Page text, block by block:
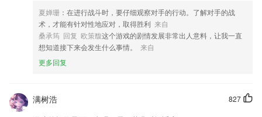
享受优质早教资源。
5.不管是传统的 Web 开发、PC 软件开发、Linux 运维，还是当下火热的
机器学习、大数据分析、网络爬虫，Python 都能胜任。
6.全面的文书申请材料、历年文书主题、文书写作技巧等，你可以进行文
线上德扑网更新了什么?
交易员对B客户订单可进行发货取消动作
夏婵珊 ：在进行战斗时，要仔细观察对手的行动。了解对手的战
术，才能有针对性地应对，取得胜利 来自
桑承筠 回复 欧策馥这个游戏的剧情发展非常出人意料，让我一直
想知道接下来会发生什么事情。
来自
更多回复
827
满树浩